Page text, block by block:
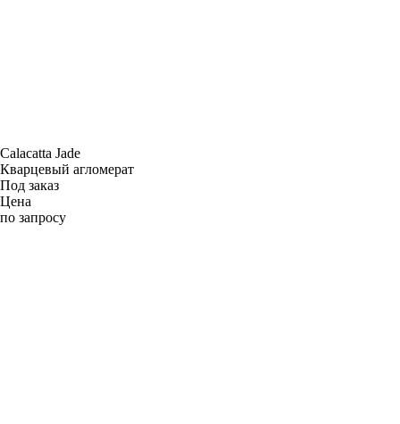
Calacatta Jade
Кварцевый агломерат
Под заказ
Цена
по запросу